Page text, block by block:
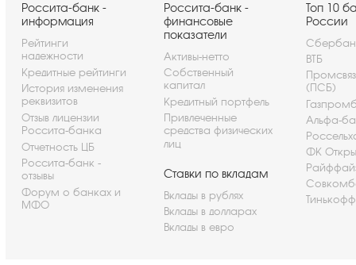
Россита-банк -
информация
Рейтинги
надежности
Кредитные рейтинги
История изменения
реквизитов
Отзыв лицензии
Россита-банка
Отчетность ЦБ
Россита-банк -
отзывы
Форум о банках и
МФО
Россита-банк -
финансовые
показатели
Активы-нетто
Собственный
капитал
Кредитный портфель
Привлеченные
средства физических
лиц
Ставки по вкладам
Вклады в рублях
Вклады в долларах
Вклады в евро
Топ 10
России
ВТБ
(ПСБ)
Альфа-
ФК